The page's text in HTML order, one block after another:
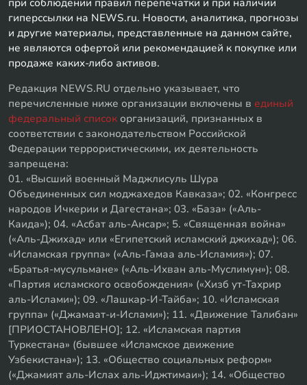
при соблюдении правил перепечатки и при наличии
гиперссылки на NEWS.ru. Новости, аналитика, прогнозы
и другие материалы, представленные на данном сайте,
не являются офертой или рекомендацией к покупке или
продаже каких-либо активов.
Редакция NEWS.RU отдельно указывает, что
перечисленные ниже организации включены в единый
федеральный список организаций, признанных в
соответствии с законодательством Российской
Федерации террористическими, их деятельность
запрещена:
01. «Высший военный Маджлисуль Шура
Объединенных сил моджахедов Кавказа»; 02. «Конгресс
народов Ичкерии и Дагестана»; 03. «База» («Аль-
Каида»); 04. «Асбат аль-Ансар»; 5. «Священная война»
(«Аль-Джихад» или «Египетский исламский джихад»); 06.
«Исламская группа» («Аль-Гамаа аль-Исламия»); 07.
«Братья-мусульмане» («Аль-Ихван аль-Муслимун»); 08.
«Партия исламского освобождения» («Хизб ут-Тахрир
аль-Ислами»); 09. «Лашкар-И-Тайба»; 10. «Исламская
группа» («Джамаат-и-Ислами»); 11. «Движение Талибан»
[ПРИОСТАНОВЛЕНО]; 12. «Исламская партия
Туркестана» (бывшее «Исламское движение
Узбекистана»); 13. «Общество социальных реформ»
(«Джамият аль-Ислах аль-Иджтимаи»); 14. «Общество